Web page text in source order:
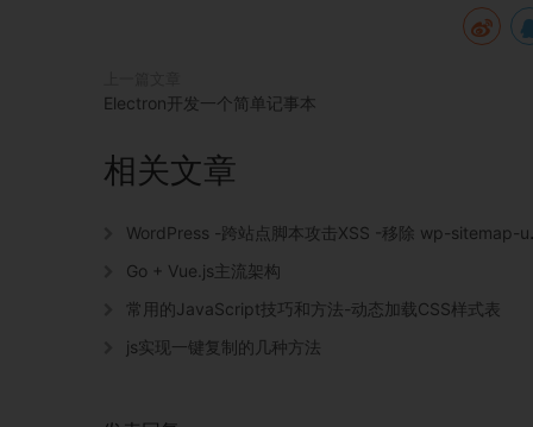
Electron开发一个简单记事本
相关文章
WordPress -跨站点脚本攻击XSS -移除 wp-sitemap-users
Go + Vue.js主流架构
常用的JavaScript技巧和方法-动态加载CSS样式表
js实现一键复制的几种方法